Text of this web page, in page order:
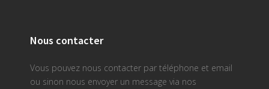
Nous contacter
Vous pouvez nous contacter par téléphone et email
ou sinon nous envoyer un message via nos